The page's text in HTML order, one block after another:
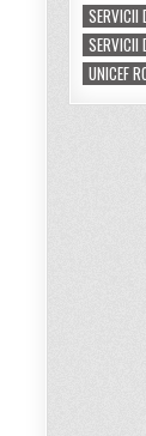
SERVICII
SERVICII
UNICEF